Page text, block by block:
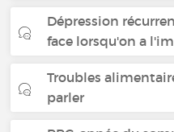
Dépression
face lorsqu'on a
Troubles
parler